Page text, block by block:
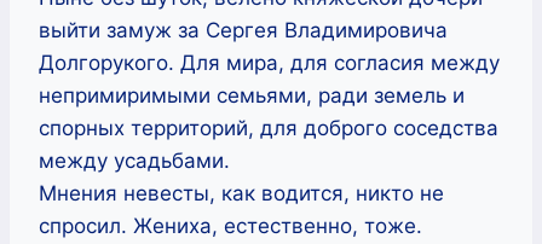
выйти замуж за Сергея Владимировича
Долгорукого. Для мира, для согласия между
непримиримыми семьями, ради земель и
спорных территорий, для доброго соседства
между усадьбами.
Мнения невесты, как водится, никто не
спросил. Жениха, естественно, тоже.